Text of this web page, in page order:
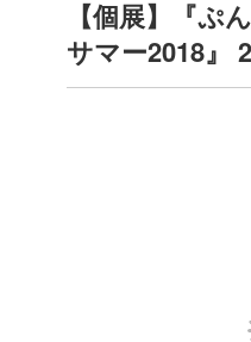
【個展】『ぷ
サマー2018』